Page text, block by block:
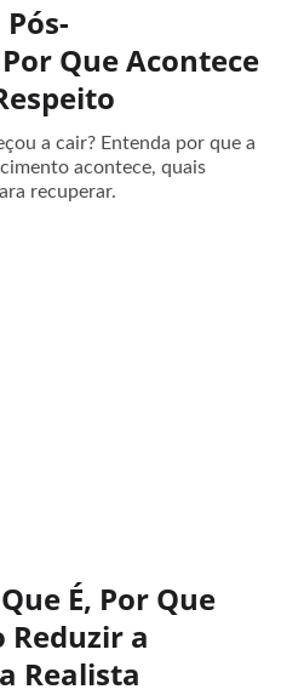
Que Acontece
a cair? Entenda por que a
acontece, quais
recuperar.
É, Por Que
Reduzir a
Realista